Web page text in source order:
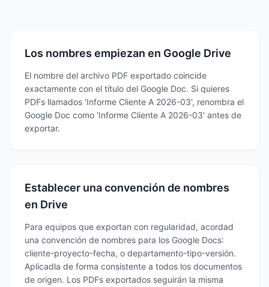
Los nombres empiezan en Google Drive
El nombre del archivo PDF exportado coincide
exactamente con el título del Google Doc. Si quieres
PDFs llamados 'Informe Cliente A 2026-03', renombra el
Google Doc como 'Informe Cliente A 2026-03' antes de
exportar.
Establecer una convención de nombres
en Drive
Para equipos que exportan con regularidad, acordad
una convención de nombres para los Google Docs:
cliente-proyecto-fecha, o departamento-tipo-versión.
Aplicadla de forma consistente a todos los documentos
de origen. Los PDFs exportados seguirán la misma